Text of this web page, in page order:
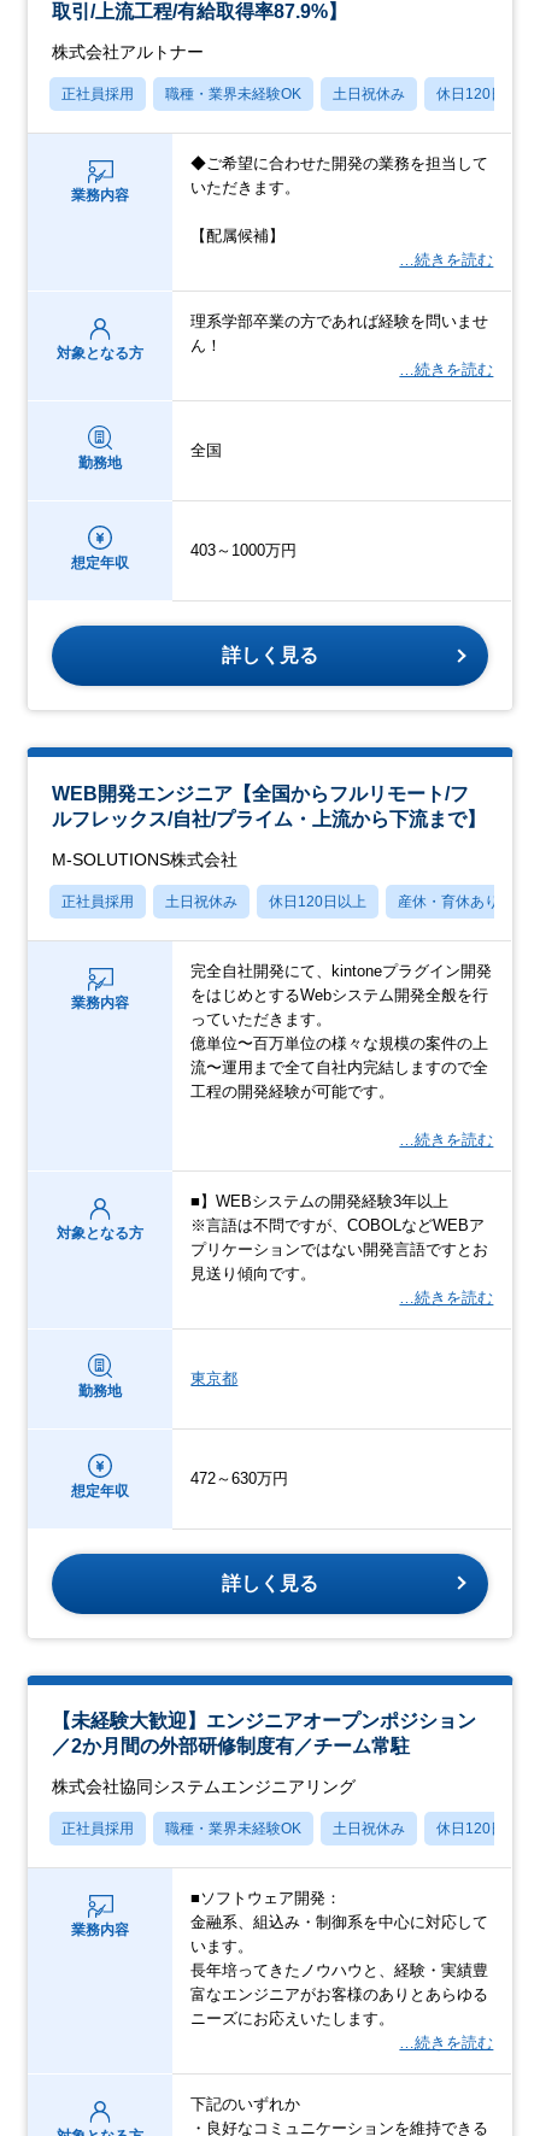
取引/上流工程/有給取得率87.9%】
株式会社アルトナー
正社員採用 職種・業界未経験OK 土日祝休み 休日120日以上
業務内容
◆ご希望に合わせた開発の業務を担当して
いただきます。
【配属候補】
…続きを読む
対象となる方
理系学部卒業の方であれば経験を問いませ
ん！
…続きを読む
勤務地
全国
想定年収
403～1000万円
詳しく見る
WEB開発エンジニア【全国からフルリモート/フ
ルフレックス/自社/プライム・上流から下流まで】
M-SOLUTIONS株式会社
正社員採用 土日祝休み 休日120日以上 産休・育休あり
業務内容
完全自社開発にて、kintoneプラグイン開発
をはじめとするWebシステム開発全般を行
っていただきます。
億単位〜百万単位の様々な規模の案件の上
流〜運用まで全て自社内完結しますので全
工程の開発経験が可能です。
…続きを読む
対象となる方
■】WEBシステムの開発経験3年以上
※言語は不問ですが、COBOLなどWEBア
プリケーションではない開発言語ですとお
見送り傾向です。
…続きを読む
勤務地
東京都
想定年収
472～630万円
詳しく見る
【未経験大歓迎】エンジニアオープンポジション
／2か月間の外部研修制度有／チーム常駐
株式会社協同システムエンジニアリング
正社員採用 職種・業界未経験OK 土日祝休み 休日120日以上
業務内容
■ソフトウェア開発：
金融系、組込み・制御系を中心に対応して
います。
長年培ってきたノウハウと、経験・実績豊
富なエンジニアがお客様のありとあらゆる
ニーズにお応えいたします。
…続きを読む
下記のいずれか
・良好なコミュニケーションを維持できる